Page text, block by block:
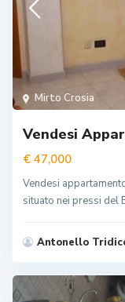
Mirto Crosia
Vendesi
€ 47,000
Vendesi
situato nei pressi del
Antonello